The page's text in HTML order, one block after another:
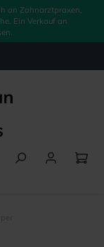
an Zahnarztpraxen,
Ein Verkauf an